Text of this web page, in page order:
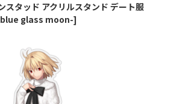
スタッド アクリルスタンド デート服
glass moon-]